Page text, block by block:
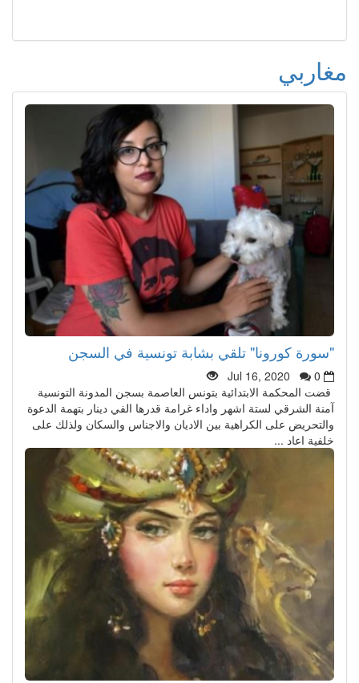
مغاربي
"سورة كورونا" تلقي بشابة تونسية في السجن
Jul 16, 2020
0
قضت المحكمة الابتدائية بتونس العاصمة بسجن المدونة التونسية
آمنة الشرقي لستة اشهر واداء غرامة قدرها الفي دينار بتهمة الدعوة
والتحريض على الكراهية بين الاديان والاجناس والسكان ولذلك على
خلفية اعاد ...